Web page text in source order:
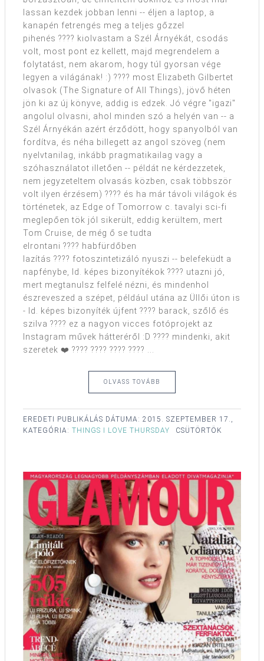
lassan kezdek jobban lenni -- éljen a laptop, a
kanapén fetrengés meg a teljes gőzzel
pihenés ???? kiolvastam a Szél Árnyékát, csodás
volt, most pont ez kellett, majd megrendelem a
folytatást, nem akarom, hogy túl gyorsan vége
legyen a világának! :) ???? most Elizabeth Gilbertet
olvasok (The Signature of All Things), jövő héten
jön ki az új könyve, addig is edzek. Jó végre "igazi"
angolul olvasni, ahol minden szó a helyén van -- a
Szél Árnyékán azért érződött, hogy spanyolból van
fordítva, és néha billegett az angol szöveg (nem
nyelvtanilag, inkább pragmatikailag vagy a
szóhasználatot illetően -- példát ne kérdezzetek,
nem jegyzeteltem olvasás közben, csak többször
volt ilyen érzésem) ???? és ha már távoli világok és
történetek, az Edge of Tomorrow c. tavalyi sci-fi
meglepően tök jól sikerült, eddig kerültem, mert
Tom Cruise, de még ő se tudta
elrontani ???? habfürdőben
lazítás ???? fotoszintetizáló nyuszi -- belefeküdt a
napfénybe, ld. képes bizonyítékok ???? utazni jó,
mert megtanulsz felfelé nézni, és mindenhol
észreveszed a szépet, például utána az Üllői úton is
- ld. képes bizonyíték újfent ???? barack, szőlő és
szilva ???? ez a nagyon vicces fotóprojekt az
Instagram művek hátteréről :D ???? mindenki, akit
szeretek ❤️ ???? ???? ???? ???? ...
OLVASS TOVÁBB
EREDETI PUBLIKÁLÁS DÁTUMA: 2015. SZEPTEMBER 17.,
CSÜTÖRTÖK
KATEGÓRIA: THINGS I LOVE THURSDAY